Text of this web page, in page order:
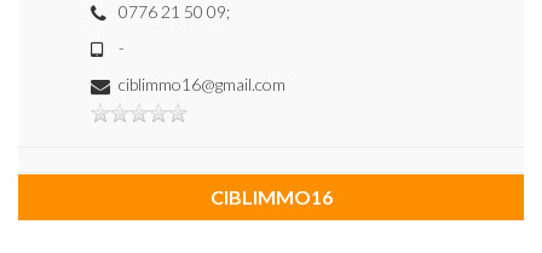
0776 21 50 09;
-
ciblimmo16@gmail.com
CIBLIMMO16